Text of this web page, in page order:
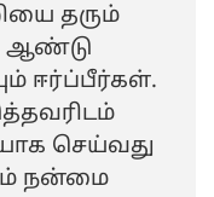
தரும்
ஆண்டு
ஈர்ப்பீர்கள்.
செய்வது
நன்மை